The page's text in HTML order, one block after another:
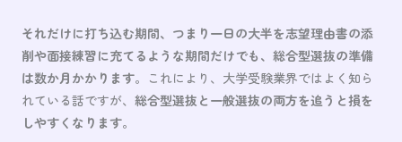
それだけに打ち込む期間、つまり一日の大半を志望理由書の添
削や面接練習に充てるような期間だけでも、総合型選抜の準備
は数か月かかります。これにより、大学受験業界ではよく知ら
れている話ですが、総合型選抜と一般選抜の両方を追うと損を
しやすくなります。